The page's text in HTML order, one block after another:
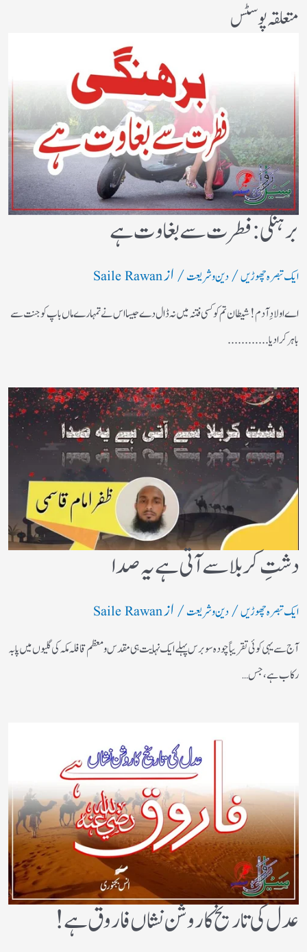
متعلقہ پوسٹس
برہنگی : فطرت سے بغاوت ہے
ایک تبصرہ چھوڑیں/دین و شریعت/ ازSaile Rawan
اے اولادِ آدم! شیطان تم کو کسی فتنہ میں نہ ڈال دے جیسا اس نے تمہارے ماں باپ کو جنت سے
باہر کرادیا............
دشتِ کربلا سے آتی ہے یہ صدا
ایک تبصرہ چھوڑیں/دین و شریعت/ ازSaile Rawan
آج سے یہی کوئی تقریباً چودہ سو برس پہلے ایک نہایت ہی مقدس و معظم قافلہ مکہ کی گلیوں میں پا بہ
رکاب ہے، جس…
عدل کی تاریخ کا روشن نشاں فاروق ہے!